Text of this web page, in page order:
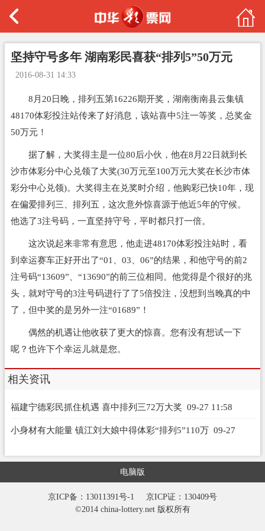
坚持守号多年 湖南彩民喜获“排列5”50万元
2016-08-31 14:33
8月20日晚，排列五第16226期开奖，湖南衡南县云集镇
48170体彩投注站传来了好消息，该站喜中5注一等奖，总奖金
50万元！
据了解，大奖得主是一位80后小伙，他在8月22日就到长
沙市体彩分中心兑领了大奖(30万元至100万元大奖在长沙市体
彩分中心兑领)。大奖得主在兑奖时介绍，他购彩已快10年，现
在偏爱排列三、排列五，这次意外惊喜源于他近5年的守候。
他选了3注号码，一直坚持守号，平时都只打一倍。
这次说起来非常有意思，他走进48170体彩投注站时，看
到幸运赛车正好开出了“01、03、06”的结果，和他守号的前2
注号码“13609”、“13690”的前三位相同。他觉得是个很好的兆
头，就对守号的3注号码进行了了5倍投注，没想到当晚真的中
了，但中奖的是另外一注“01689”！
偶然的机遇让他收获了更大的惊喜。您有没有想试一下
呢？也许下个幸运儿就是您。
相关资讯
福建宁德彩民抓住机遇 喜中排列三72万大奖 09-27 11:58
小身材有大能量 镇江刘大娘中得体彩“排列5”110万 09-27
电脑版
京ICP备：13011391号-1
京ICP证：130409号
©2014 china-lottery.net 版权所有